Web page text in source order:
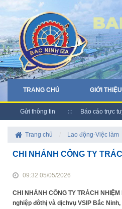
TRANG CHỦ GIỚI THIỆU
Gửi thông tin Báo cáo trực
Trang chủ Lao động-Việc làm
CHI NHÁNH CÔNG TY
09:32 05/05/2026
CHI NHÁNH CÔNG TY TRÁCH
nghiệp đôthị và dịchvụ VSIP Bắc